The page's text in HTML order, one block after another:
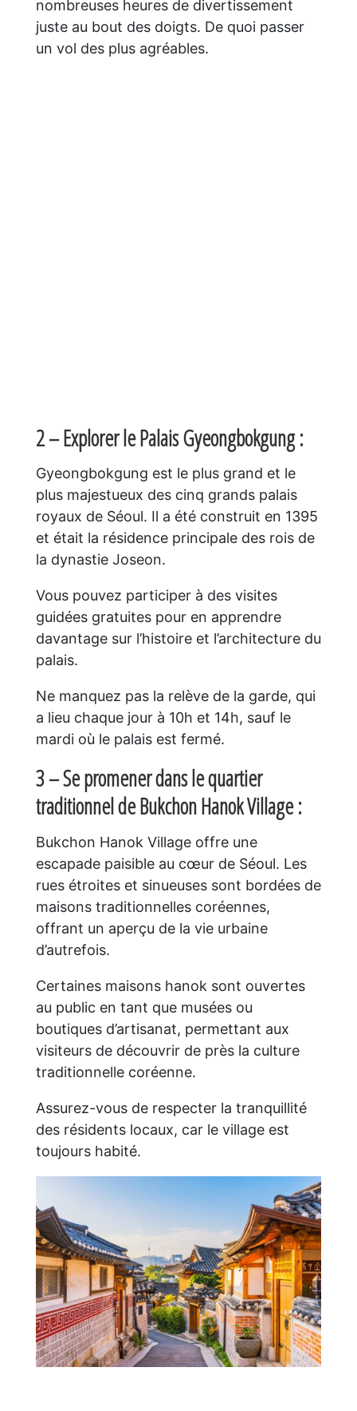
nombreuses heures de divertissement
juste au bout des doigts. De quoi passer
un vol des plus agréables.
2 – Explorer le Palais Gyeongbokgung :
Gyeongbokgung est le plus grand et le
plus majestueux des cinq grands palais
royaux de Séoul. Il a été construit en 1395
et était la résidence principale des rois de
la dynastie Joseon.
Vous pouvez participer à des visites
guidées gratuites pour en apprendre
davantage sur l’histoire et l’architecture du
palais.
Ne manquez pas la relève de la garde, qui
a lieu chaque jour à 10h et 14h, sauf le
mardi où le palais est fermé.
3 – Se promener dans le quartier
traditionnel de Bukchon Hanok Village :
Bukchon Hanok Village offre une
escapade paisible au cœur de Séoul. Les
rues étroites et sinueuses sont bordées de
maisons traditionnelles coréennes,
offrant un aperçu de la vie urbaine
d’autrefois.
Certaines maisons hanok sont ouvertes
au public en tant que musées ou
boutiques d’artisanat, permettant aux
visiteurs de découvrir de près la culture
traditionnelle coréenne.
Assurez-vous de respecter la tranquillité
des résidents locaux, car le village est
toujours habité.